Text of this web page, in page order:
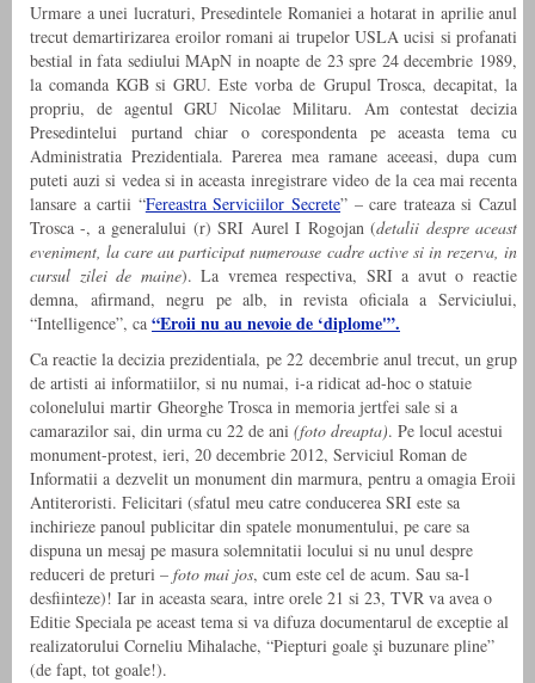
Urmare a unei lucraturi, Presedintele Romaniei a hotarat in aprilie anul
trecut demartirizarea eroilor romani ai trupelor USLA ucisi si profanati
bestial in fata sediului MApN in noapte de 23 spre 24 decembrie 1989,
la comanda KGB si GRU. Este vorba de Grupul Trosca, decapitat, la
propriu, de agentul GRU Nicolae Militaru. Am contestat decizia
Presedintelui purtand chiar o corespondenta pe aceasta tema cu
Administratia Prezidentiala. Parerea mea ramane aceeasi, dupa cum
puteti auzi si vedea si in aceasta inregistrare video de la cea mai recenta
lansare a cartii “Fereastra Serviciilor Secrete” – care trateaza si Cazul
Trosca -, a generalului (r) SRI Aurel I Rogojan (detalii despre aceast
eveniment, la care au participat numeroase cadre active si in rezerva, in
cursul zilei de maine). La vremea respectiva, SRI a avut o reactie
demna, afirmand, negru pe alb, in revista oficiala a Serviciului,
“Intelligence”, ca “Eroii nu au nevoie de ‘diplome'”.
Ca reactie la decizia prezidentiala, pe 22 decembrie anul trecut, un grup
de artisti ai informatiilor, si nu numai, i-a ridicat ad-hoc o statuie
colonelului martir Gheorghe Trosca in memoria jertfei sale si a
camarazilor sai, din urma cu 22 de ani (foto dreapta). Pe locul acestui
monument-protest, ieri, 20 decembrie 2012, Serviciul Roman de
Informatii a dezvelit un monument din marmura, pentru a omagia Eroii
Antiteroristi. Felicitari (sfatul meu catre conducerea SRI este sa
inchirieze panoul publicitar din spatele monumentului, pe care sa
dispuna un mesaj pe masura solemnitatii locului si nu unul despre
reduceri de preturi – foto mai jos, cum este cel de acum. Sau sa-l
desfiinteze)! Iar in aceasta seara, intre orele 21 si 23, TVR va avea o
Editie Speciala pe aceast tema si va difuza documentarul de exceptie al
realizatorului Corneliu Mihalache, “Piepturi goale şi buzunare pline”
(de fapt, tot goale!).